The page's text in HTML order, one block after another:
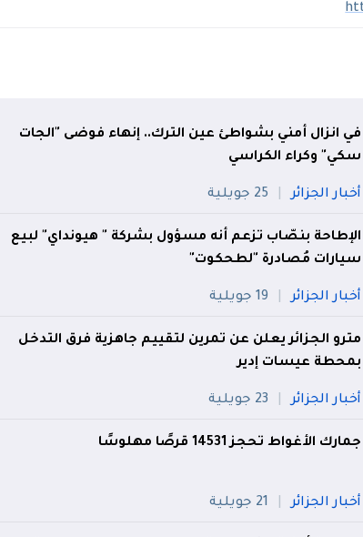
في انزال أمني بشواطئ عين الترك.. إنهاء فوضى "الجات
سكي" وكراء الكراسي
أخبار الجزائر 25 جويلية
الإطاحة بنصّاب تزعم أنه مسؤول بشركة " هيونداي" لبيع
سيارات مُصادرة "لطحكوت"
أخبار الجزائر 19 جويلية
مترو الجزائر يعلن عن تمرين لتقييم جاهزية فرق التدخل
بمحطة عيسات إدير
أخبار الجزائر 23 جويلية
جمارك الأغواط تحجز 14531 قرصًا مهلوسًا
أخبار الجزائر 21 جويلية